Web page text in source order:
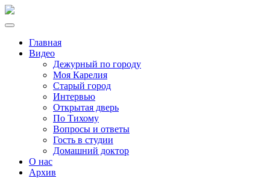
Главная
Видео
Дежурный по городу
Моя Карелия
Старый город
Интервью
Открытая дверь
По Тихому
Вопросы и ответы
Гость в студии
Домашний доктор
О нас
Архив